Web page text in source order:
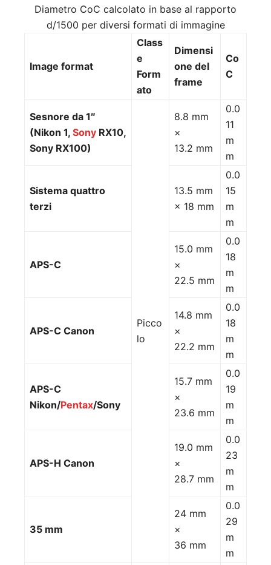
Diametro CoC calcolato in base al rapporto
d/1500 per diversi formati di immagine
Image format
Class
e
Form
ato
Dimensi
one del
frame
Co
C
Sesnore da 1″
(Nikon 1, Sony RX10,
Sony RX100)
Picco
lo
8.8 mm
×
13.2 mm
0.0
11
m
m
Sistema quattro
terzi
13.5 mm
× 18 mm
0.0
15
m
m
APS-C
15.0 mm
×
22.5 mm
0.0
18
m
m
APS-C Canon
14.8 mm
×
22.2 mm
0.0
18
m
m
APS-C
Nikon/Pentax/Sony
15.7 mm
×
23.6 mm
0.0
19
m
m
APS-H Canon
19.0 mm
×
28.7 mm
0.0
23
m
m
35 mm
24 mm
×
36 mm
0.0
29
m
m